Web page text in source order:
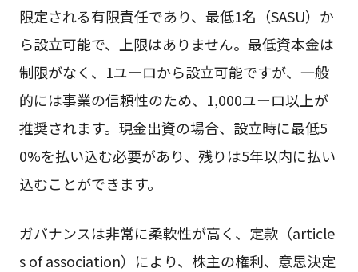
限定される有限責任であり、最低1名（SASU）か
ら設立可能で、上限はありません。最低資本金は
制限がなく、1ユーロから設立可能ですが、一般
的には事業の信頼性のため、1,000ユーロ以上が
推奨されます。現金出資の場合、設立時に最低5
0%を払い込む必要があり、残りは5年以内に払い
込むことができます。
ガバナンスは非常に柔軟性が高く、定款（article
s of association）により、株主の権利、意思決定